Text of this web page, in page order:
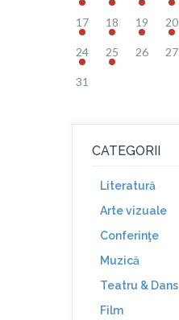
17 18 19 20
24 25 26 27
31
CATEGORII
Literatură
Arte vizuale
Conferinţe
Muzică
Teatru & Dans
Film